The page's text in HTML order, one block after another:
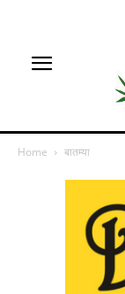
Home बातम्या